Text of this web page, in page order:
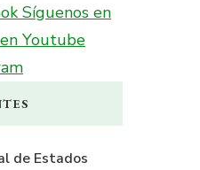
Síguenos en
Youtube
de Estados